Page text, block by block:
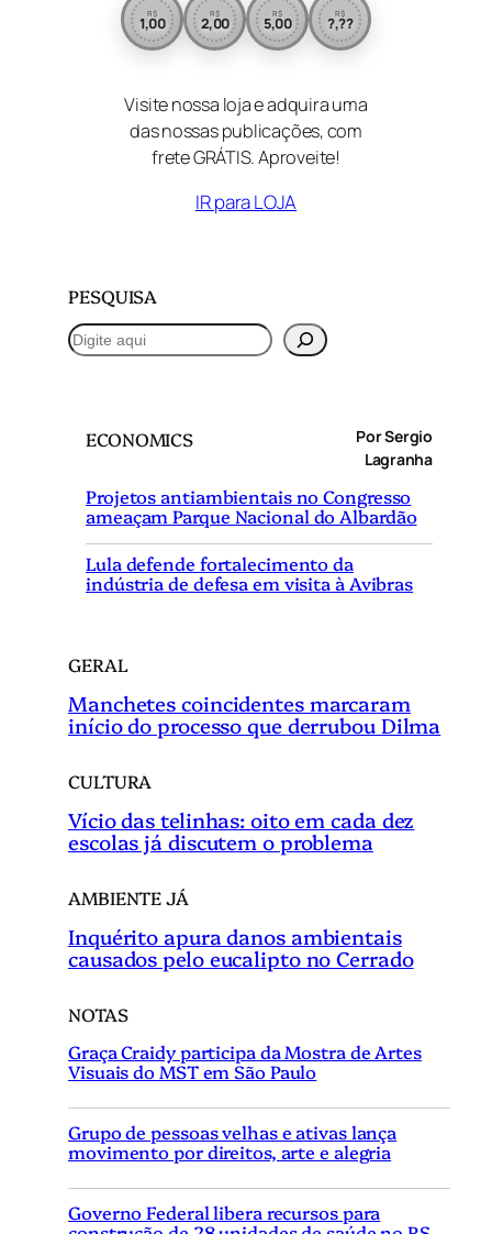
R$
1,00
R$
2,00
R$
5,00
R$
?,??
Visite nossa loja e adquira uma
das nossas publicações, com
frete GRÁTIS. Aproveite!
IR para LOJA
PESQUISA
P
e
ECONOMICS
Por Sergio
Lagranha
Projetos antiambientais no Congresso
ameaçam Parque Nacional do Albardão
Lula defende fortalecimento da
indústria de defesa em visita à Avibras
GERAL
Manchetes coincidentes marcaram
início do processo que derrubou Dilma
CULTURA
Vício das telinhas: oito em cada dez
escolas já discutem o problema
AMBIENTE JÁ
Inquérito apura danos ambientais
causados pelo eucalipto no Cerrado
NOTAS
Graça Craidy participa da Mostra de Artes
Visuais do MST em São Paulo
Grupo de pessoas velhas e ativas lança
movimento por direitos, arte e alegria
Governo Federal libera recursos para